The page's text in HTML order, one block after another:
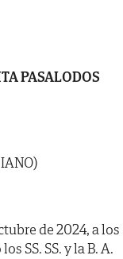
PASALODOS
de 2024, a los
SS. SS. y la B. A.